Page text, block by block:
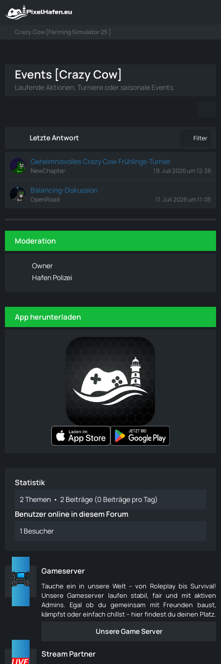
Crazy Cow [Farming Simulator 25 ]
Events [Crazy Cow]
Laufende Aktionen, Turniere oder saisonale Events.
Letzte Antwort Filter
Geheimnisvolles Crazy Cow Frühlings-Turnier
NewChapter 19. Juli 2026 um 12:36
Balancing-Diskussion
OpenRoad 11. Juli 2026 um 11:05
Moderation
Owner
Hafen Polizei
App herunterladen
Statistik
2 Themen 2 Beiträge (0 Beiträge pro Tag)
Benutzer online in diesem Forum
1 Besucher
Gameserver
Tauche ein in unsere Welt – von Roleplay bis Survival!
Unsere Gameserver laufen stabil, fair und mit aktiven
Admins. Egal ob du gemeinsam mit Freunden baust,
kämpfst oder einfach chillst – hier findest du deinen Platz.
Unsere Game Server
Stream Partner